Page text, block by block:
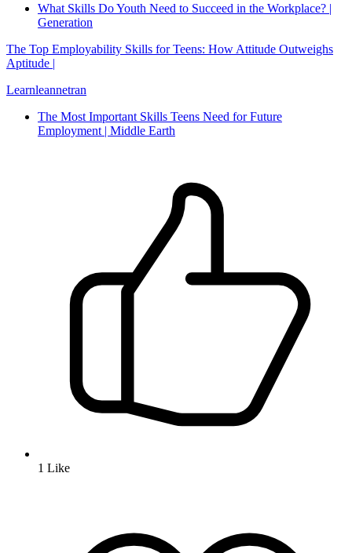
What Skills Do Youth Need to Succeed in the Workplace? |
Generation
The Top Employability Skills for Teens: How Attitude Outweighs
Aptitude |
Learnleannetran
The Most Important Skills Teens Need for Future
Employment | Middle Earth
1 Like